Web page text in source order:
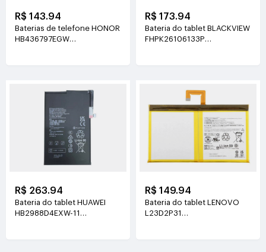
R$ 143.94
Baterias de telefone HONOR
HB436797EGW
R$ 173.94
Bateria do tablet BLACKVIEW
FHPK26106133P
R$ 263.94
Bateria do tablet HUAWEI
HB2988D4EXW-11
R$ 149.94
Bateria do tablet LENOVO
L23D2P31